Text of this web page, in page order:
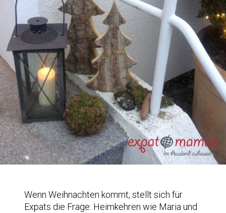
Wenn Weihnachten kommt, stellt sich für
Expats die Frage: Heimkehren wie Maria und